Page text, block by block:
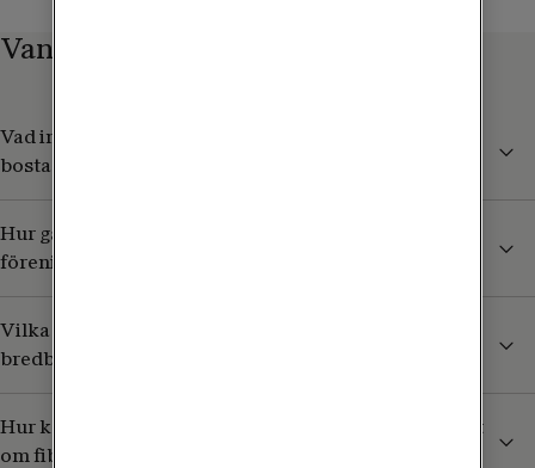
Vanliga frågor om fiber
Vad innebär det att installera fiber i en
bostadsrättsförening?
Hur går processen till för att få fiber installerat i vår
förening?
Vilka fördelar har fiber jämfört med andra
bredbandstyper?
Hur kan medlemmarna i föreningen påverka beslutet
om fiberinstallation?